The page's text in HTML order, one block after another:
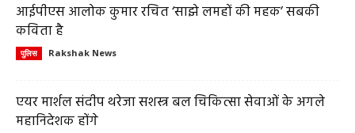
आईपीएस आलोक कुमार रचित ‘साझे लमहों की महक’ सबकी
कविता है
पुलिस Rakshak News
एयर मार्शल संदीप थरेजा सशस्त्र बल चिकित्सा सेवाओं के अगले
महानिदेशक होंगे